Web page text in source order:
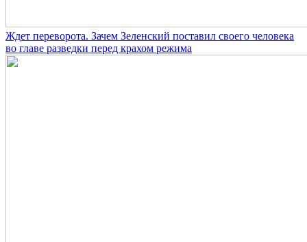
Ждет переворота. Зачем Зеленский поставил своего человека
во главе разведки перед крахом режима